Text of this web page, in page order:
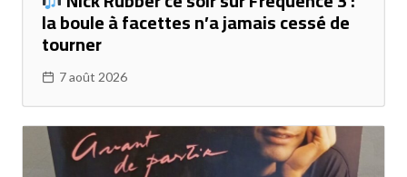
la boule à facettes n’a jamais cessé de
tourner
7 août 2026